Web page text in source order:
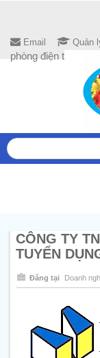
Email Quản
phòng điện tử
CÔNG TY
TUYỂN
Đăng tại Doanh